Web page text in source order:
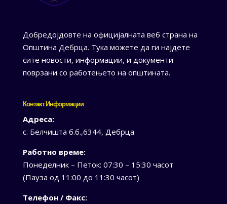
Добредојдовте на официјалната веб страна на
Општина Дебрца. Тука можете да ги најдете
сите новости, информации, и документи
поврзани со работењето на општината.
Контакт Информации
Адреса:
с. Белчишта б.б.,6344, Дебрца
Работно време:
Понеделник – Петок: 07:30 – 15:30 часот
(Пауза од 11:00 до 11:30 часот)
Телефон / Факс: